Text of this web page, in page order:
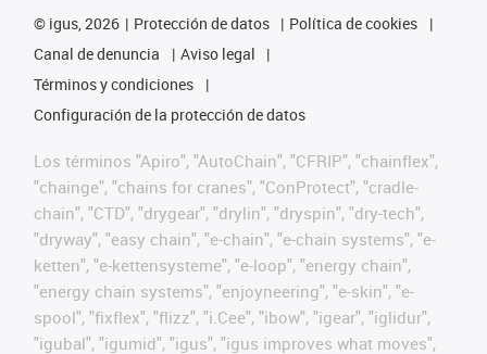
© igus, 2026 Protección de datos
Política de cookies
Canal de denuncia
Aviso legal
Términos y condiciones
Configuración de la protección de datos
Los términos "Apiro", "AutoChain", "CFRIP", "chainflex",
"chainge", "chains for cranes", "ConProtect", "cradle-
chain", "CTD", "drygear", "drylin", "dryspin", "dry-tech",
"dryway", "easy chain", "e-chain", "e-chain systems", "e-
ketten", "e-kettensysteme", "e-loop", "energy chain",
"energy chain systems", "enjoyneering", "e-skin", "e-
spool", "fixflex", "flizz", "i.Cee", "ibow", "igear", "iglidur",
"igubal", "igumid", "igus", "igus improves what moves",